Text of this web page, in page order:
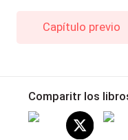
Capítulo previo
Comparitr los